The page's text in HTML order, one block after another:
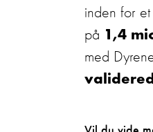
inden for
på 1,4
med